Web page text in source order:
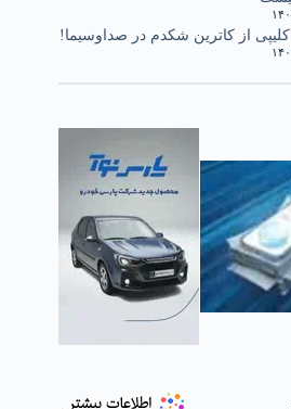
از کاترین شکدم در صداوسیما!